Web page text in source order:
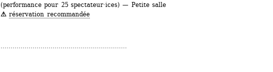
(performance pour 25 spectateur·ices) — Petite salle
⚠︎ réservation recommandée